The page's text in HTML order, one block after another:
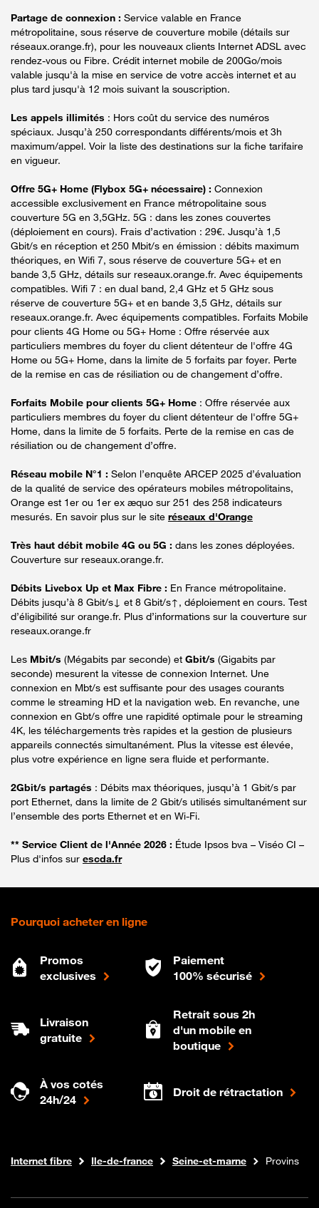
Partage de connexion : Service valable en France
métropolitaine, sous réserve de couverture mobile (détails sur
réseaux.orange.fr), pour les nouveaux clients Internet ADSL avec
rendez-vous ou Fibre. Crédit internet mobile de 200Go/mois
valable jusqu'à la mise en service de votre accès internet et au
plus tard jusqu'à 12 mois suivant la souscription.
Les appels illimités : Hors coût du service des numéros
spéciaux. Jusqu’à 250 correspondants différents/mois et 3h
maximum/appel. Voir la liste des destinations sur la fiche tarifaire
en vigueur.
Offre 5G+ Home (Flybox 5G+ nécessaire) : Connexion
accessible exclusivement en France métropolitaine sous
couverture 5G en 3,5GHz. 5G : dans les zones couvertes
(déploiement en cours). Frais d’activation : 29€. Jusqu’à 1,5
Gbit/s en réception et 250 Mbit/s en émission : débits maximum
théoriques, en Wifi 7, sous réserve de couverture 5G+ et en
bande 3,5 GHz, détails sur reseaux.orange.fr. Avec équipements
compatibles. Wifi 7 : en dual band, 2,4 GHz et 5 GHz sous
réserve de couverture 5G+ et en bande 3,5 GHz, détails sur
reseaux.orange.fr. Avec équipements compatibles. Forfaits Mobile
pour clients 4G Home ou 5G+ Home : Offre réservée aux
particuliers membres du foyer du client détenteur de l'offre 4G
Home ou 5G+ Home, dans la limite de 5 forfaits par foyer. Perte
de la remise en cas de résiliation ou de changement d’offre.
Forfaits Mobile pour clients 5G+ Home : Offre réservée aux
particuliers membres du foyer du client détenteur de l'offre 5G+
Home, dans la limite de 5 forfaits. Perte de la remise en cas de
résiliation ou de changement d’offre.
Réseau mobile N°1 : Selon l’enquête ARCEP 2025 d’évaluation
de la qualité de service des opérateurs mobiles métropolitains,
Orange est 1er ou 1er ex æquo sur 251 des 258 indicateurs
mesurés. En savoir plus sur le site réseaux d'Orange
Très haut débit mobile 4G ou 5G : dans les zones déployées.
Couverture sur reseaux.orange.fr.
Débits Livebox Up et Max Fibre : En France métropolitaine.
Débits jusqu’à 8 Gbit/s↓ et 8 Gbit/s↑, déploiement en cours. Test
d’éligibilité sur orange.fr. Plus d’informations sur la couverture sur
reseaux.orange.fr
Les Mbit/s (Mégabits par seconde) et Gbit/s (Gigabits par
seconde) mesurent la vitesse de connexion Internet. Une
connexion en Mbt/s est suffisante pour des usages courants
comme le streaming HD et la navigation web. En revanche, une
connexion en Gbt/s offre une rapidité optimale pour le streaming
4K, les téléchargements très rapides et la gestion de plusieurs
appareils connectés simultanément. Plus la vitesse est élevée,
plus votre expérience en ligne sera fluide et performante.
2Gbit/s partagés : Débits max théoriques, jusqu’à 1 Gbit/s par
port Ethernet, dans la limite de 2 Gbit/s utilisés simultanément sur
l’ensemble des ports Ethernet et en Wi-Fi.
** Service Client de l'Année 2026 : Étude Ipsos bva – Viséo CI –
Plus d'infos sur escda.fr
Pourquoi acheter en ligne
Promos
exclusives
Paiement
100% sécurisé
Livraison
gratuite
Retrait sous 2h
d'un mobile en
boutique
À vos cotés
24h/24
Droit de rétractation
Boutique Orange
Internet fibre Ile-de-france Seine-et-marne Provins